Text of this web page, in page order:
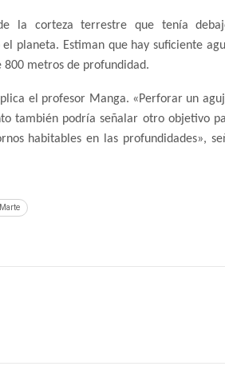
la corteza terrestre que tenía
planeta. Estiman que hay suficiente
metros de profundidad.
el profesor Manga. «Perforar un
también podría señalar otro objetivo
habitables en las profundidades»,